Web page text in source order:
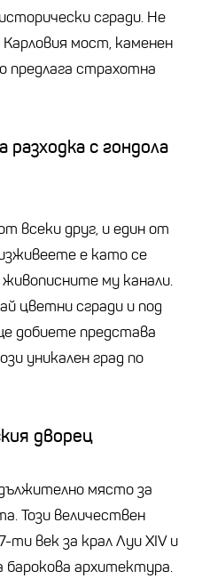
сгради. Не
мост, каменен
страхотна
с гондола
всеки друг, и един от
е като се
живописните му канали.
цветни сгради и под
добиете представа
уникален град по
дворец
място за
Този величествен
ти век за крал Луи XIV и
архитектура.